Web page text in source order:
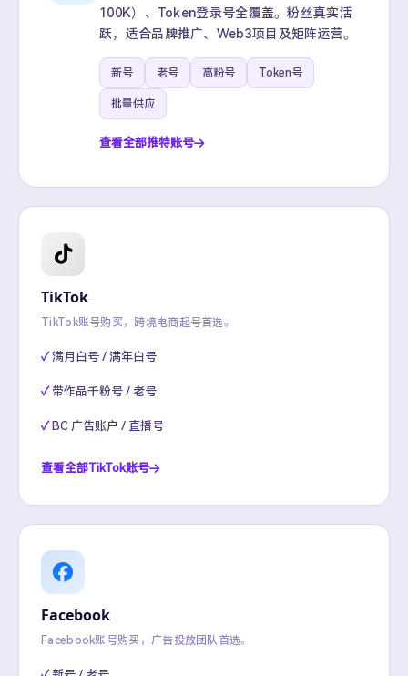
100K）、Token登录号全覆盖。粉丝真实活
跃，适合品牌推广、Web3项目及矩阵运营。
新号 老号 高粉号 Token号
批量供应
查看全部推特账号
TikTok
TikTok账号购买，跨境电商起号首选。
满月白号 / 满年白号
带作品千粉号 / 老号
BC 广告账户 / 直播号
查看全部TikTok账号
Facebook
Facebook账号购买，广告投放团队首选。